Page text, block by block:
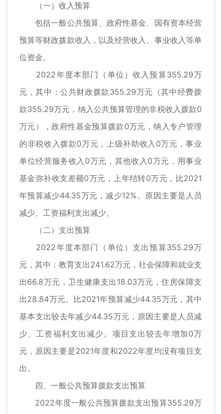
（一）收入预算
包括一般公共预算、政府性基金、国有资本经营
预算等财政拨款收入，以及经营收入、事业收入等单
位资金。
2022年度本部门（单位）收入预算355.29万
元，其中：公共财政拨款355.29万元（其中经费拨
款355.29万元，纳入公共预算管理的非税收入拨款0
万元），政府性基金预算拨款0万元，纳入专户管理
的非税收入拨款0万元，上级补助收入0万元，事业
单位经营服务收入0万元，其他收入0万元，用事业
基金弥补收支差额0万元，上年结转0万元，比2021
年预算减少44.35万元，减少12%。原因主要是人员
减少、工资福利支出减少。
（二）支出预算
2022年度本部门（单位）支出预算355.29万
元，其中：教育支出241.62万元，社会保障和就业支
出66.8万元，卫生健康支出18.03万元，住房保障支
出28.84万元。比2021年预算减少44.35万元，其中
基本支出较去年减少44.35万元，原因主要是人员减
少、工资福利支出减少。项目支出较去年增加0万
元，原因主要是2021年度和2022年度均没有项目支
出。
四、一般公共预算拨款支出预算
2022年度一般公共预算拨款支出预算355.29万